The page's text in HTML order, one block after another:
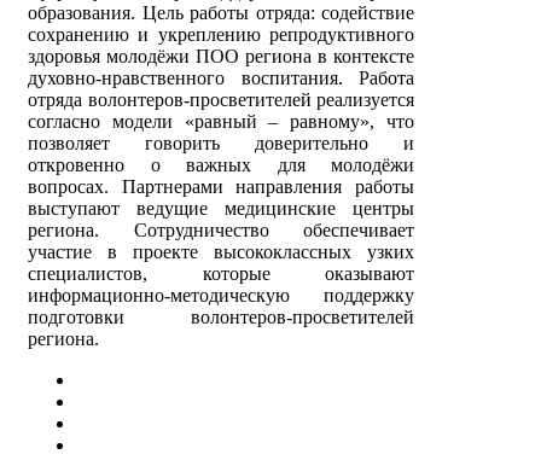
образования. Цель работы отряда: содействие
сохранению и укреплению репродуктивного
здоровья молодёжи ПОО региона в контексте
духовно-нравственного воспитания. Работа
отряда волонтеров-просветителей реализуется
согласно модели «равный – равному», что
позволяет говорить доверительно и
откровенно о важных для молодёжи
вопросах. Партнерами направления работы
выступают ведущие медицинские центры
региона. Сотрудничество обеспечивает
участие в проекте высококлассных узких
специалистов, которые оказывают
информационно-методическую поддержку
подготовки волонтеров-просветителей
региона.